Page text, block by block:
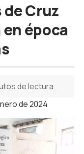
Cruz
época
de 2024
de lectura